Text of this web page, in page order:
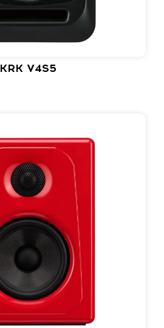
KRK V4S5​